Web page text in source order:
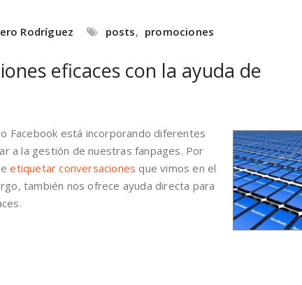
Rodríguez posts, promociones
eficaces con la ayuda de
Facebook está incorporando diferentes
a la gestión de nuestras fanpages. Por
etiquetar conversaciones que vimos en el
también nos ofrece ayuda directa para